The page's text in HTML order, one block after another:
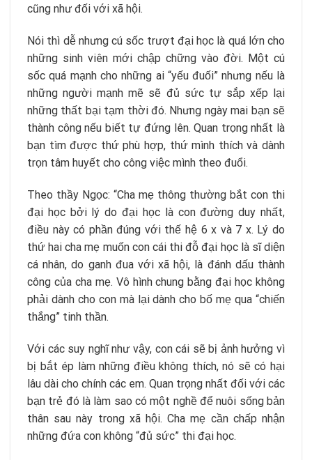
cũng như đối với xã hội.
Nói thì dễ nhưng cú sốc trượt đại học là quá lớn cho
những sinh viên mới chập chững vào đời. Một cú
sốc quá mạnh cho những ai “yếu đuối” nhưng nếu là
những người mạnh mẽ sẽ đủ sức tự sắp xếp lại
những thất bại tạm thời đó. Nhưng ngày mai bạn sẽ
thành công nếu biết tự đứng lên. Quan trọng nhất là
bạn tìm được thứ phù hợp, thứ mình thích và dành
trọn tâm huyết cho công việc mình theo đuổi.
Theo thầy Ngọc: “Cha mẹ thông thường bắt con thi
đại học bởi lý do đại học là con đường duy nhất,
điều này có phần đúng với thế hệ 6 x và 7 x. Lý do
thứ hai cha mẹ muốn con cái thi đỗ đại học là sĩ diện
cá nhân, do ganh đua với xã hội, là đánh dấu thành
công của cha mẹ. Vô hình chung bằng đại học không
phải dành cho con mà lại dành cho bố mẹ qua “chiến
thắng” tinh thần.
Với các suy nghĩ như vậy, con cái sẽ bị ảnh hưởng vì
bị bắt ép làm những điều không thích, nó sẽ có hại
lâu dài cho chính các em. Quan trọng nhất đối với các
bạn trẻ đó là làm sao có một nghề để nuôi sống bản
thân sau này trong xã hội. Cha mẹ cần chấp nhận
những đứa con không “đủ sức” thi đại học.